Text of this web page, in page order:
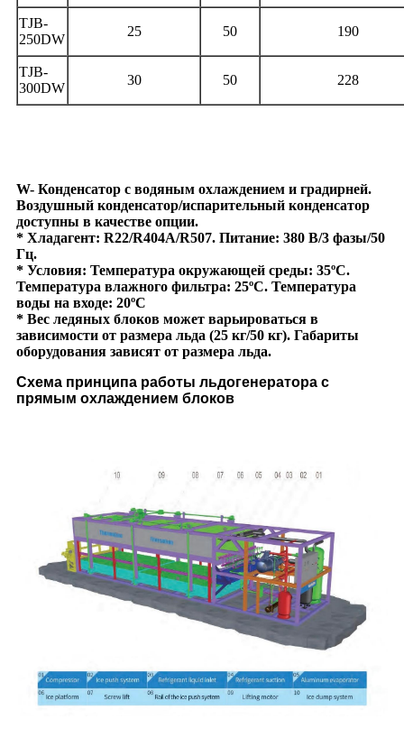
TJB-
250DW
25 50 190
TJB-
300DW
30 50 228
W- Конденсатор с водяным охлаждением и градирней.
Воздушный конденсатор/испарительный конденсатор
доступны в качестве опции.
* Хладагент: R22/R404A/R507. Питание: 380 В/3 фазы/50
Гц.
* Условия: Температура окружающей среды: 35ºC.
Температура влажного фильтра: 25ºC. Температура
воды на входе: 20ºC
* Вес ледяных блоков может варьироваться в
зависимости от размера льда (25 кг/50 кг). Габариты
оборудования зависят от размера льда.
Схема принципа работы льдогенератора с
прямым охлаждением блоков